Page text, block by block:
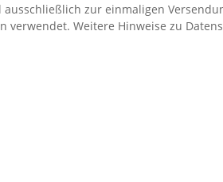
zur einmaligen
Weitere Hinweise zu